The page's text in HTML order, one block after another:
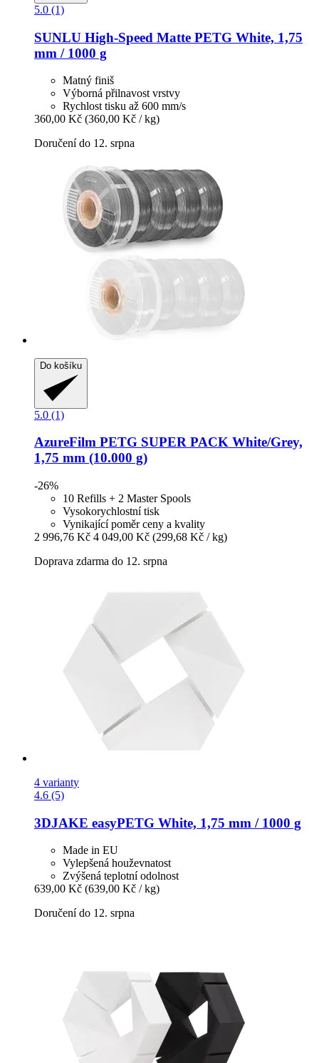
5.0 (1)
SUNLU High-​Speed Matte PETG White, 1,75
mm / 1000 g
Matný finiš
Výborná přilnavost vrstvy
Rychlost tisku až 600 mm/s
360,00 Kč (360,00 Kč / kg)
Doručení do 12. srpna
Do košíku
5.0 (1)
AzureFilm PETG SUPER PACK White/Grey,
1,75 mm (10.000 g)
-26%
10 Refills + 2 Master Spools
Vysokorychlostní tisk
Vynikající poměr ceny a kvality
2 996,76 Kč 4 049,00 Kč (299,68 Kč / kg)
Doprava zdarma do 12. srpna
4 varianty
4.6 (5)
3DJAKE easyPETG White, 1,75 mm / 1000 g
Made in EU
Vylepšená houževnatost
Zvýšená teplotní odolnost
639,00 Kč (639,00 Kč / kg)
Doručení do 12. srpna